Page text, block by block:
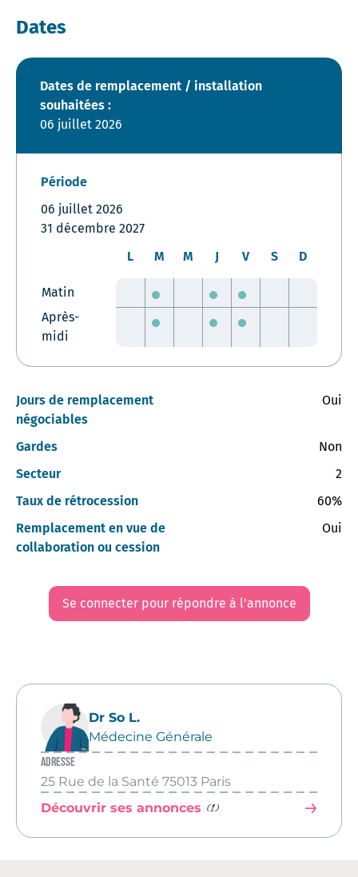
Dates
Dates de remplacement / installation
souhaitées :
06 juillet 2026
Période
06 juillet 2026
31 décembre 2027
L
M M J V S D
Matin
Après-
midi
Jours de remplacement
négociables
Oui
Gardes
Non
Secteur
2
Taux de rétrocession
60%
Remplacement en vue de
collaboration ou cession
Oui
Se connecter pour répondre à l'annonce
Dr So L.
Médecine Générale
Adresse
25 Rue de la Santé 75013 Paris
Découvrir ses annonces (1)